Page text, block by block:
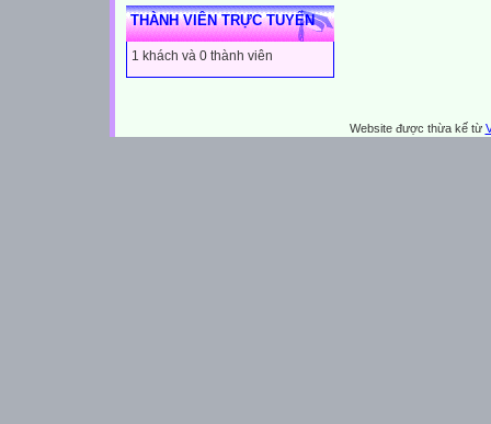
THÀNH VIÊN TRỰC TUYẾN
1 khách và 0 thành viên
Website được thừa kế từ